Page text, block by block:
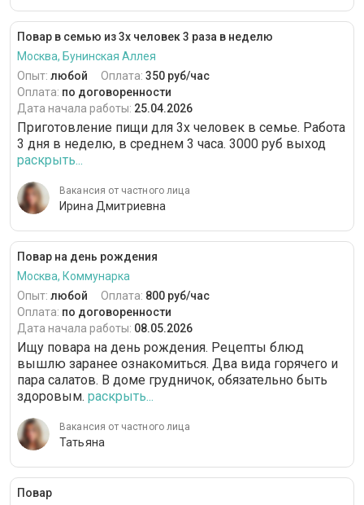
Повар в семью из 3х человек 3 раза в неделю
Москва, Бунинская Аллея
Опыт: любой Оплата: 350 руб/час
Оплата: по договоренности
Дата начала работы: 25.04.2026
Приготовление пищи для 3х человек в семье. Работа
3 дня в неделю, в среднем 3 часа. 3000 руб выход
раскрыть...
Вакансия от частного лица
Ирина Дмитриевна
Повар на день рождения
Москва, Коммунарка
Опыт: любой Оплата: 800 руб/час
Оплата: по договоренности
Дата начала работы: 08.05.2026
Ищу повара на день рождения. Рецепты блюд
вышлю заранее ознакомиться. Два вида горячего и
пара салатов. В доме грудничок, обязательно быть
здоровым. раскрыть...
Вакансия от частного лица
Татьяна
Повар